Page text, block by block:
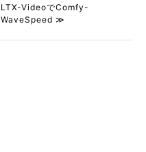
LTX-VideoでComfy-
WaveSpeed ≫